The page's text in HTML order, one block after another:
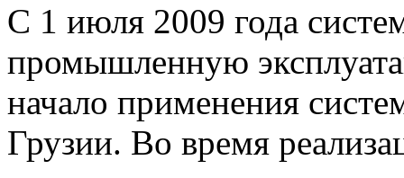
С 1 июля 2009 года
промышленную
начало применения
Грузии. Во время